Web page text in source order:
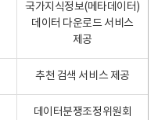
국가지식정보(메타데이터)
데이터 다운로드 서비스
제공
추천 검색 서비스 제공
데이터분쟁조정위원회